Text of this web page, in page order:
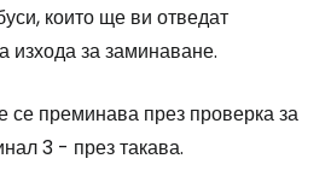
които ще ви отведат
изхода за заминаване.
се преминава през проверка за
3 - през такава.